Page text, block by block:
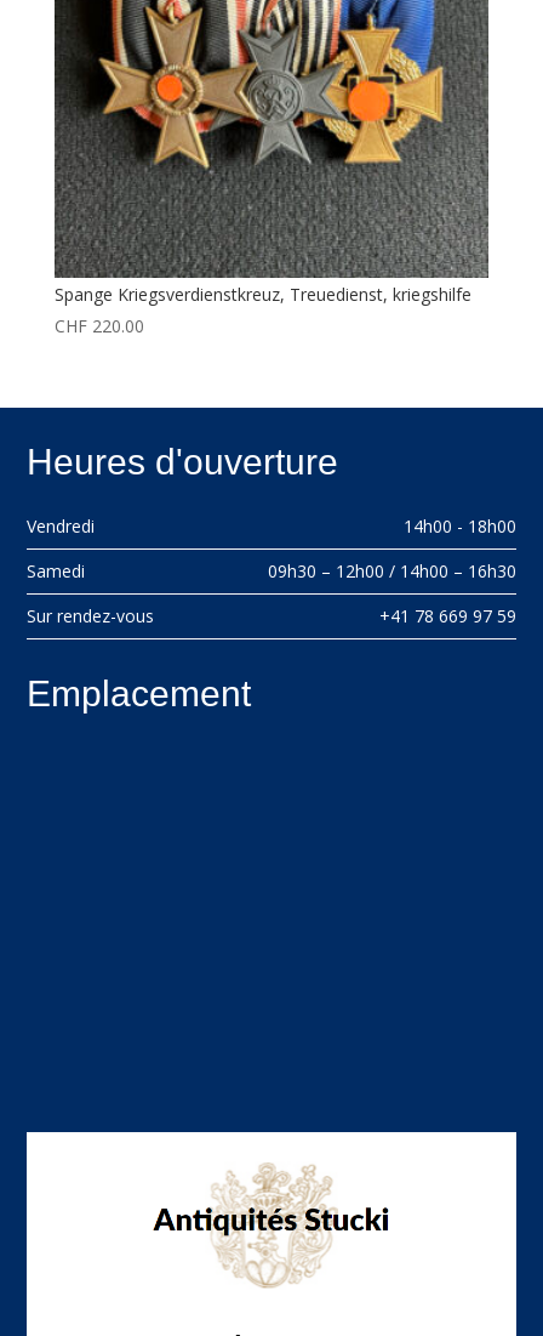
Spange Kriegsverdienstkreuz, Treuedienst, kriegshilfe
CHF220.00
Heures d'ouverture
Vendredi
14h00 - 18h00
Samedi
09h30 – 12h00 / 14h00 – 16h30
Sur rendez-vous
+41 78 669 97 59
Emplacement